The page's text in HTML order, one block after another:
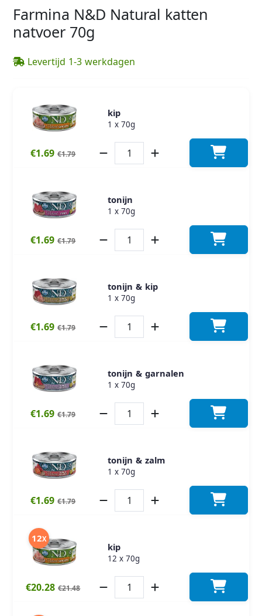
Farmina N&D Natural katten
natvoer 70g
Levertijd 1-3 werkdagen
kip
1 x 70g
€1.69€1.79
tonijn
1 x 70g
€1.69€1.79
tonijn & kip
1 x 70g
€1.69€1.79
tonijn & garnalen
1 x 70g
€1.69€1.79
tonijn & zalm
1 x 70g
€1.69€1.79
12X
kip
12 x 70g
€20.28€21.48